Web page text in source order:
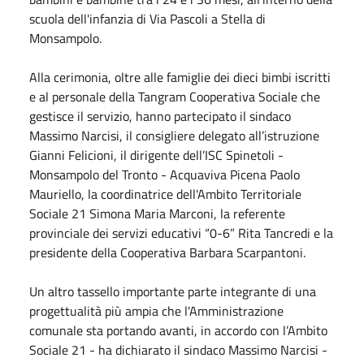
scuola dell'infanzia di Via Pascoli a Stella di
Monsampolo.
Alla cerimonia, oltre alle famiglie dei dieci bimbi iscritti
e al personale dellaTangram Cooperativa Socialeche
gestisce il servizio, hanno partecipato il sindaco
Massimo Narcisi, il consigliere delegato all’istruzione
Gianni Felicioni, il dirigente dell’ISC Spinetoli -
Monsampolo del Tronto - Acquaviva Picena Paolo
Mauriello, la coordinatrice dell'Ambito Territoriale
Sociale 21 Simona Maria Marconi, la referente
provinciale dei servizi educativi “0-6” Rita Tancredi e la
presidente della Cooperativa Barbara Scarpantoni.
Un altro tassello importante parte integrante di una
progettualità più ampia che l'Amministrazione
comunale sta portando avanti, in accordo con l’Ambito
Sociale 21 - ha dichiarato il sindaco Massimo Narcisi -